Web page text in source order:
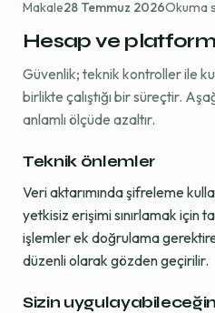
Makale28 Temmuz 2026Okuma
Hesap ve
Güvenlik; teknik kontroller ile
birlikte çalıştığı bir süreçtir.
anlamlı ölçüde azaltır.
Teknik önlemler
Veri aktarımında şifreleme
yetkisiz erişimi sınırlamak için
işlemler ek doğrulama
düzenli olarak gözden geçirilir.
Sizin